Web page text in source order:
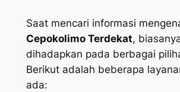
Saat mencari informasi
Cepokolimo Terdekat,
dihadapkan pada berbagai
Berikut adalah beberapa
ada: